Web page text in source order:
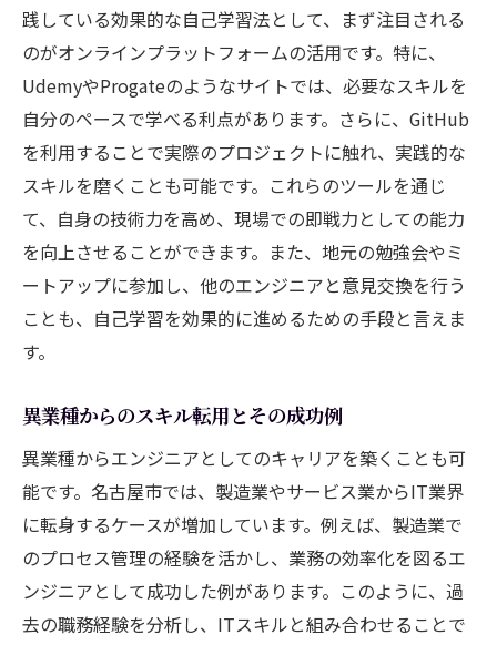
践している効果的な自己学習法として、まず注目される
のがオンラインプラットフォームの活用です。特に、
UdemyやProgateのようなサイトでは、必要なスキルを
自分のペースで学べる利点があります。さらに、GitHub
を利用することで実際のプロジェクトに触れ、実践的な
スキルを磨くことも可能です。これらのツールを通じ
て、自身の技術力を高め、現場での即戦力としての能力
を向上させることができます。また、地元の勉強会やミ
ートアップに参加し、他のエンジニアと意見交換を行う
ことも、自己学習を効果的に進めるための手段と言えま
す。
異業種からのスキル転用とその成功例
異業種からエンジニアとしてのキャリアを築くことも可
能です。名古屋市では、製造業やサービス業からIT業界
に転身するケースが増加しています。例えば、製造業で
のプロセス管理の経験を活かし、業務の効率化を図るエ
ンジニアとして成功した例があります。このように、過
去の職務経験を分析し、ITスキルと組み合わせることで